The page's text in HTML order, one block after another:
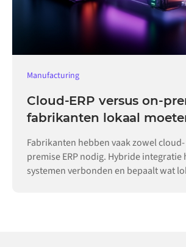
Manufacturing
Cloud-ERP versus on-
fabrikanten lokaal
Fabrikanten hebben vaak zowel
premise ERP nodig. Hybride
systemen verbonden en bepaalt wat